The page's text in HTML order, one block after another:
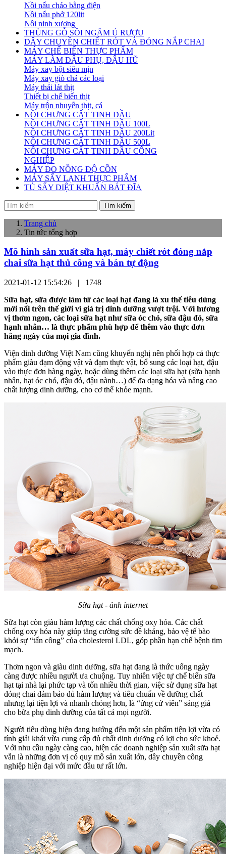
Nồi nấu cháo bằng điện
Nồi nấu phở 120lit
Nồi ninh xương
THÙNG GỖ SỒI NGÂM Ủ RƯỢU
DÂY CHUYỀN CHIẾT RÓT VÀ ĐÓNG NẮP CHAI
MÁY CHẾ BIẾN THỰC PHẨM
MÁY LÀM ĐẬU PHỤ, ĐẬU HŨ
Máy xay bột siêu mịn
Máy xay giò chả các loại
Máy thái lát thịt
Thiết bị chế biến thịt
Máy trộn nhuyễn thịt, cá
NỒI CHƯNG CẤT TINH DẦU
NỒI CHƯNG CẤT TINH DẦU 100L
NỒI CHƯNG CẤT TINH DẦU 200Lit
NỒI CHƯNG CẤT TINH DẦU 500L
NỒI CHƯNG CẤT TINH DẦU CÔNG
NGHIỆP
MÁY ĐO NỒNG ĐỘ CỒN
MÁY SẤY LẠNH THỰC PHẨM
TỦ SẤY DIỆT KHUẨN BÁT ĐĨA
Tìm kiếm
Trang chủ
Tin tức tổng hợp
Mô hình sản xuất sữa hạt, máy chiết rót đóng nắp
chai sữa hạt thủ công và bán tự động
2021-01-12 15:54:26 | 1748
Sữa hạt, sữa được làm từ các loại hạt đang là xu thế tiêu dùng
mới nổi trên thế giới vì giá trị dinh dưỡng vượt trội. Với hương
vị thơm ngon, các loại sữa hạt như sữa óc chó, sữa đậu đỏ, sữa
hạnh nhân… là thực phẩm phù hợp để thêm vào thực đơn
hằng ngày của mọi gia đình.
Viện dinh dưỡng Việt Nam cũng khuyến nghị nên phối hợp cả thực
phẩm giàu đạm động vật và đạm thực vật, bổ sung các loại hạt, đậu
vào thực đơn hàng ngày, hoặc dùng thêm các loại sữa hạt (sữa hạnh
nhân, hạt óc chó, đậu đỏ, đậu nành…) để đa dạng hóa và nâng cao
chất lượng dinh dưỡng, cho cơ thể khỏe mạnh.
Sữa hạt - ảnh internet
Sữa hạt còn giàu hàm lượng các chất chống oxy hóa. Các chất
chống oxy hóa này giúp tăng cường sức đề kháng, bảo vệ tế bào
khỏi sự “tấn công” của cholesterol LDL, góp phần hạn chế bệnh tim
mạch.
Thơm ngon và giàu dinh dưỡng, sữa hạt đang là thức uống ngày
càng được nhiều người ưa chuộng. Tuy nhiên việc tự chế biến sữa
hạt tại nhà lại phức tạp và tốn nhiều thời gian, việc sử dụng sữa hạt
đóng chai đảm bảo đủ hàm lượng và tiêu chuẩn về dưỡng chất
nhưng lại tiện lợi và nhanh chóng hơn, là “ứng cử viên” sáng giá
cho bữa phụ dinh dưỡng của tất cả mọi người.
Người tiêu dùng hiện đang hướng đến một sản phẩm tiện lợi vừa có
tính giải khát vừa cung cấp đủ chất dinh dưỡng có lợi cho sức khoẻ.
Với nhu cầu ngày càng cao, hiện các doanh nghiệp sản xuất sữa hạt
vẫn là những đơn vị có quy mô sản xuất lớn, dây chuyền công
nghiệp hiện đại với mức đầu tư rất lớn.